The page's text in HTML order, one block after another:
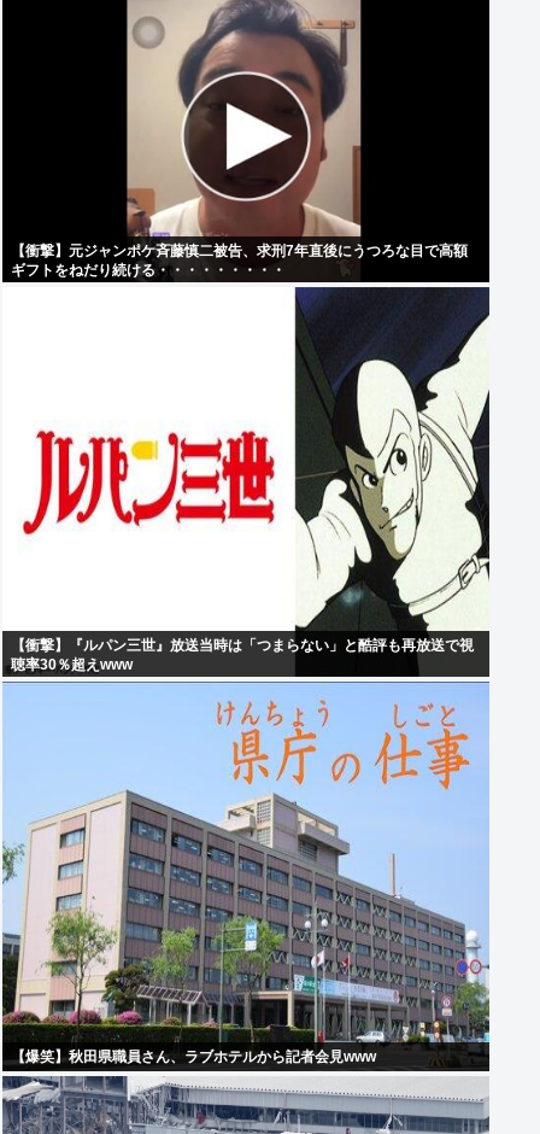
【衝撃】元ジャンポケ斉藤慎二被告、求刑7年直後にうつろな目で高額
ギフトをねだり続ける・・・・・・・・・
【衝撃】『ルパン三世』放送当時は「つまらない」と酷評も再放送で視
聴率30％超えwww
【爆笑】秋田県職員さん、ラブホテルから記者会見www